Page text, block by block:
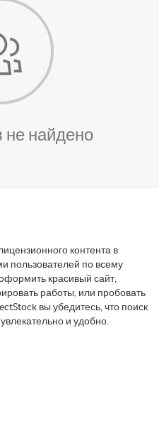
не найдено
контента в
пользователей по всему
красивый сайт,
работы, или пробовать
вы убедитесь, что поиск
и удобно.